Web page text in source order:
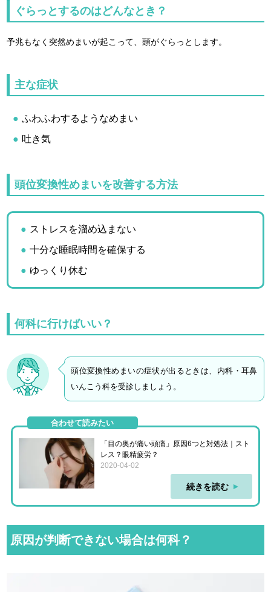
ぐらっとするのはどんなとき？
予兆もなく突然めまいが起こって、頭がぐらっとします。
主な症状
ふわふわするようなめまい
吐き気
頭位変換性めまいを改善する方法
ストレスを溜め込まない
十分な睡眠時間を確保する
ゆっくり休む
何科に行けばいい？
頭位変換性めまいの症状が出るときは、内科・耳鼻
いんこう科を受診しましょう。
合わせて読みたい
「目の奥が痛い頭痛」原因6つと対処法｜スト
レス？眼精疲労？
2020-04-02
続きを読む
原因が判断できない場合は何科？